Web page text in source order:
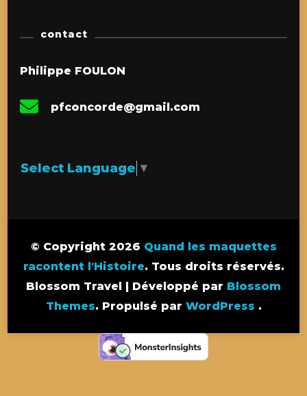
contact
Philippe FOULON
pfconcorde@gmail.com
Select Language ▼
© Copyright 2026 Quand les maquettes
racontent l'Histoire. Tous droits réservés.
Blossom Travel | Développé par Blossom
Themes. Propulsé par WordPress .